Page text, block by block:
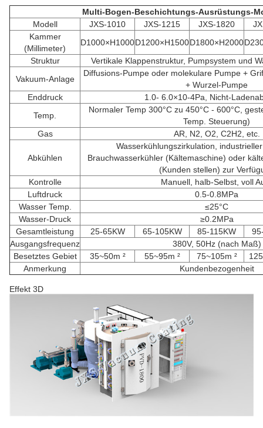
Multi-Bogen-Beschichtungs-Ausrüstungs-
Modell
JXS-1010 JXS-1215 JXS-1820
Kammer
(Millimeter)
D1000×H1000D1200×H1500D1800×H2000
Struktur
Vertikale Klappenstruktur, Pumpsystem und
Vakuum-Anlage
Diffusions-Pumpe oder molekulare Pumpe +
+ Wurzel-Pumpe
Enddruck
1.0- 6.0×10-4Pa, Nicht-
Temp.
Normaler Temp 300°C zu 450°C - 600°C,
Temp. Steuerung)
Gas
AR, N2, O2, C2H2, etc.
Abkühlen
Wasserkühlungszirkulation,
Brauchwasserkühler (Kältemaschine) oder
(Kunden stellen) zur
Kontrolle
Manuell, halb-Selbst, voll
Luftdruck
0.5-0.8MPa
Wasser Temp.
≤25°C
Wasser-Druck
≥0.2MPa
Gesamtleistung
25-65KW 65-105KW 85-115KW
Ausgangsfrequenz
380V, 50Hz (nach Maß)
Besetztes Gebiet
35~50m ² 55~95m ² 75~105m ²
Anmerkung
Kundenbezogenheit
Effekt 3D